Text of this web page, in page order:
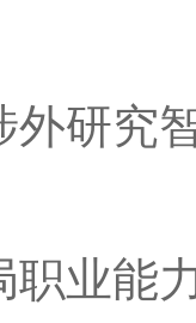
外研究
职业能